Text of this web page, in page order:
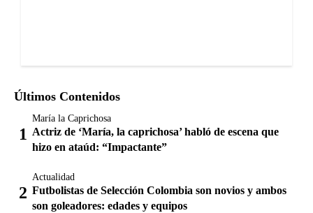
Últimos Contenidos
María la Caprichosa
Actriz de ‘María, la caprichosa’ habló de escena que
hizo en ataúd: “Impactante”
Actualidad
Futbolistas de Selección Colombia son novios y ambos
son goleadores: edades y equipos